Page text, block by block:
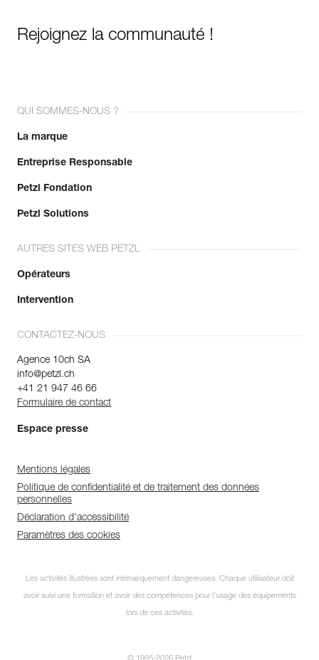
Rejoignez la communauté !
QUI SOMMES-NOUS ?
La marque
Entreprise Responsable
Petzl Fondation
Petzl Solutions
AUTRES SITES WEB PETZL
Opérateurs
Intervention
CONTACTEZ-NOUS
Agence 10ch SA
info@petzl.ch
+41 21 947 46 66
Formulaire de contact
Espace presse
Mentions légales
Politique de confidentialité et de traitement des données
personnelles
Déclaration d'accessibilité
Paramètres des cookies
Les activités illustrées sont intrinsèquement dangereuses. Chaque utilisateur doit
avoir suivi une formation et avoir des compétences pour l’usage des équipements
lors de ces activités.